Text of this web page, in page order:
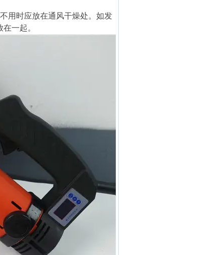
用时应放在通风干燥处。如发
一起。